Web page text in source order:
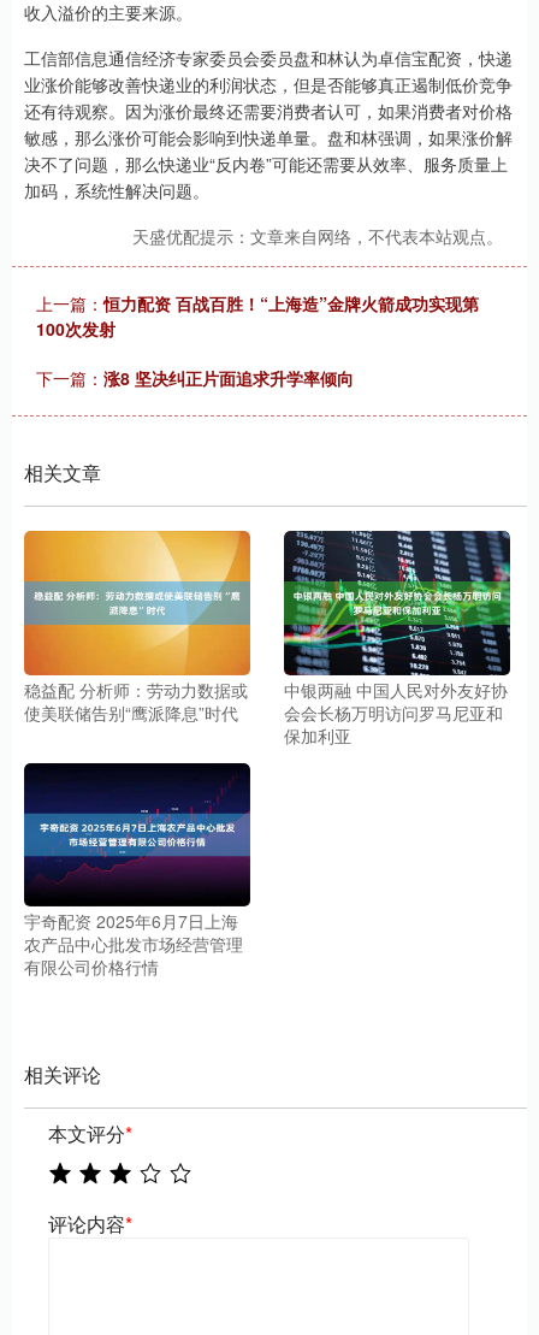
收入溢价的主要来源。
工信部信息通信经济专家委员会委员盘和林认为卓信宝配资，快递
业涨价能够改善快递业的利润状态，但是否能够真正遏制低价竞争
还有待观察。因为涨价最终还需要消费者认可，如果消费者对价格
敏感，那么涨价可能会影响到快递单量。盘和林强调，如果涨价解
决不了问题，那么快递业“反内卷”可能还需要从效率、服务质量上
加码，系统性解决问题。
天盛优配提示：文章来自网络，不代表本站观点。
上一篇：恒力配资 百战百胜！“上海造”金牌火箭成功实现第
100次发射
下一篇： 涨8 坚决纠正片面追求升学率倾向
相关文章
稳益配 分析师：劳动力数据或
使美联储告别“鹰派降息”时代
中银两融 中国人民对外友好协
会会长杨万明访问罗马尼亚和
保加利亚
宇奇配资 2025年6月7日上海
农产品中心批发市场经营管理
有限公司价格行情
相关评论
本文评分*
评论内容*